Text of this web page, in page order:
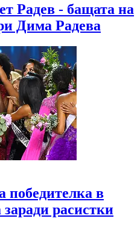
Радев - бащата на
Дима Радева
победителка в
расистки